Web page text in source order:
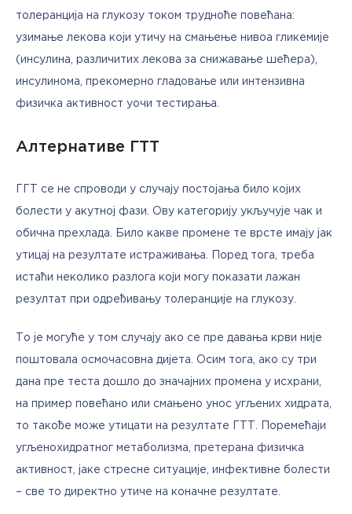
толеранција на глукозу током трудноће повећана:
узимање лекова који утичу на смањење нивоа гликемије
(инсулина, различитих лекова за снижавање шећера),
инсулинома, прекомерно гладовање или интензивна
физичка активност уочи тестирања.
Алтернативе ГТТ
ГГТ се не спроводи у случају постојања било којих
болести у акутној фази. Ову категорију укључује чак и
обична прехлада. Било какве промене те врсте имају јак
утицај на резултате истраживања. Поред тога, треба
истаћи неколико разлога који могу показати лажан
резултат при одређивању толеранције на глукозу.
То је могуће у том случају ако се пре давања крви није
поштовала осмочасовна дијета. Осим тога, ако су три
дана пре теста дошло до значајних промена у исхрани,
на пример повећано или смањено унос угљених хидрата,
то такође може утицати на резултате ГТТ. Поремећаји
угљенохидратног метаболизма, претерана физичка
активност, јаке стресне ситуације, инфективне болести
– све то директно утиче на коначне резултате.